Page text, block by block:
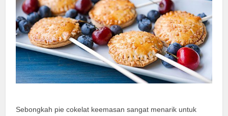
Sebongkah pie cokelat keemasan sangat menarik untuk